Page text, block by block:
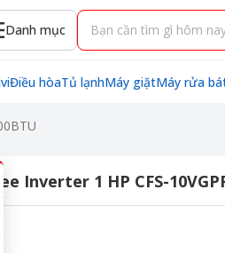
Danh mục
Điều hòaTủ lạnhMáy giặtMáy rửa
Inverter 1 HP CFS-